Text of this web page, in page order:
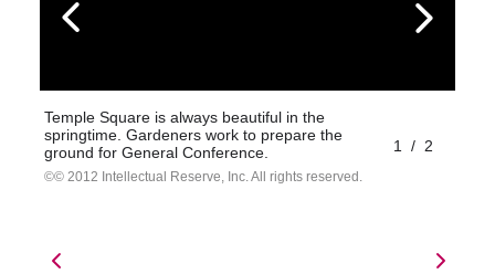
Temple Square is always beautiful in the
springtime. Gardeners work to prepare the
ground for General Conference.
© 2012 Intellectual Reserve, Inc. All rights reserved.
1 / 2